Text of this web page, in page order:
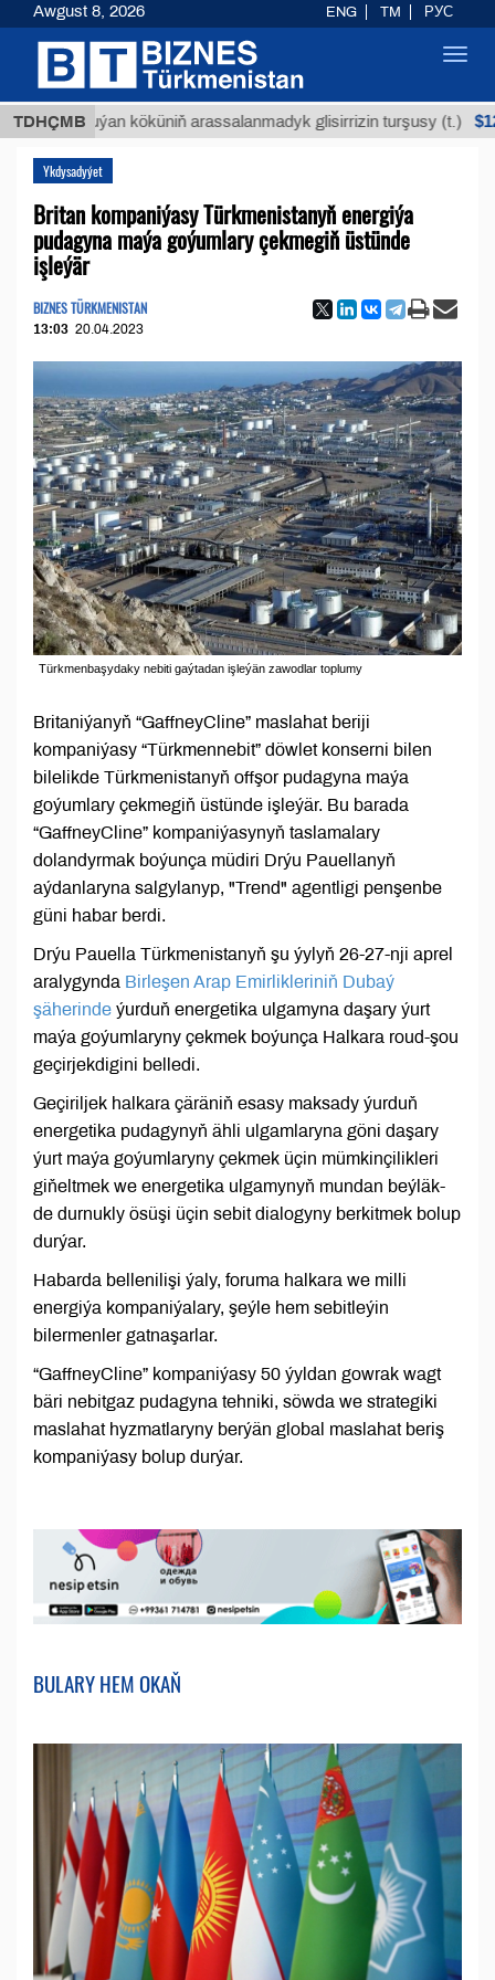
TDHÇMB
Buýan köküniň arassalanmadyk glisirrizin turşusy (t.)
Ykdysadyýet
Britan kompaniýasy Türkmenistanyň energiýa
pudagyna maýa goýumlary çekmegiň üstünde
işleýär
BIZNES TÜRKMENISTAN
13:03 20.04.2023
Türkmenbaşydaky nebiti gaýtadan işleýän zawodlar toplumy
Britaniýanyň “GaffneyCline” maslahat beriji
kompaniýasy “Türkmennebit” döwlet konserni bilen
bilelikde Türkmenistanyň offşor pudagyna maýa
goýumlary çekmegiň üstünde işleýär. Bu barada
“GaffneyCline” kompaniýasynyň taslamalary
dolandyrmak boýunça müdiri Drýu Pauellanyň
aýdanlaryna salgylanyp, "Trend" agentligi penşenbe
güni habar berdi.
Drýu Pauella Türkmenistanyň şu ýylyň 26-27-nji aprel
aralygynda Birleşen Arap Emirlikleriniň Dubaý
şäherinde ýurduň energetika ulgamyna daşary ýurt
maýa goýumlaryny çekmek boýunça Halkara roud-şou
geçirjekdigini belledi.
Geçiriljek halkara çäräniň esasy maksady ýurduň
energetika pudagynyň ähli ulgamlaryna göni daşary
ýurt maýa goýumlaryny çekmek üçin mümkinçilikleri
giňeltmek we energetika ulgamynyň mundan beýläk-
de durnukly ösüşi üçin sebit dialogyny berkitmek bolup
durýar.
Habarda bellenilişi ýaly, foruma halkara we milli
energiýa kompaniýalary, şeýle hem sebitleýin
bilermenler gatnaşarlar.
“GaffneyCline” kompaniýasy 50 ýyldan gowrak wagt
bäri nebitgaz pudagyna tehniki, söwda we strategiki
maslahat hyzmatlaryny berýän global maslahat beriş
kompaniýasy bolup durýar.
BULARY HEM OKAŇ
Awgust 8, 2026 ENG TM РУС